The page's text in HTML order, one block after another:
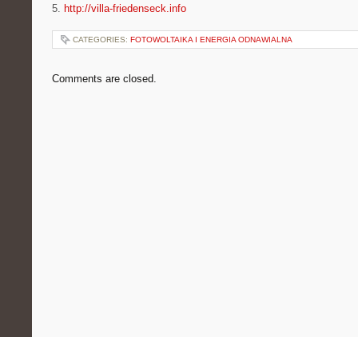
5. http://villa-friedenseck.info
CATEGORIES: FOTOWOLTAIKA I ENERGIA ODNAWIALNA
Comments are closed.